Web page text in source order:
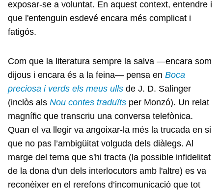
exposar-se a voluntat. En aquest context, entendre i
que l'entenguin esdevé encara més complicat i
fatigós.
Com que la literatura sempre la salva —encara som
dijous i encara és a la feina— pensa en Boca
preciosa i verds els meus ulls de J. D. Salinger
(inclòs als Nou contes traduïts per Monzó). Un relat
magnífic que transcriu una conversa telefònica.
Quan el va llegir va angoixar-la més la trucada en si
que no pas l’ambigüitat volguda dels diàlegs. Al
marge del tema que s'hi tracta (la possible infidelitat
de la dona d'un dels interlocutors amb l'altre) es va
reconèixer en el rerefons d’incomunicació que tot